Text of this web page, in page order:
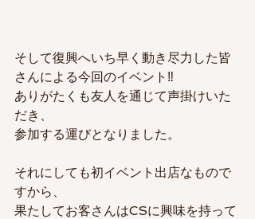
そして復興へいち早く動き尽力した皆
さんによる今回のイベント‼
ありがたくも友人を通じて声掛けいた
だき、
参加する運びとなりました。
それにしても初イベント出店なもので
すから、
果たしてお客さんはCSに興味を持って